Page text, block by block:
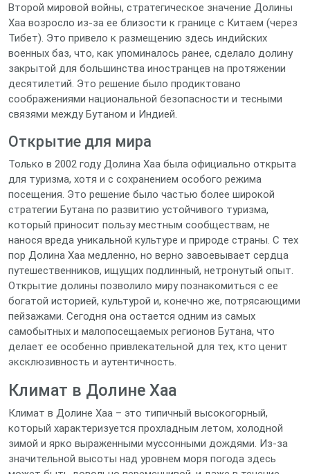
Второй мировой войны, стратегическое значение Долины
Хаа возросло из-за ее близости к границе с Китаем (через
Тибет). Это привело к размещению здесь индийских
военных баз, что, как упоминалось ранее, сделало долину
закрытой для большинства иностранцев на протяжении
десятилетий. Это решение было продиктовано
соображениями национальной безопасности и тесными
связями между Бутаном и Индией.
Открытие для мира
Только в 2002 году Долина Хаа была официально открыта
для туризма, хотя и с сохранением особого режима
посещения. Это решение было частью более широкой
стратегии Бутана по развитию устойчивого туризма,
который приносит пользу местным сообществам, не
нанося вреда уникальной культуре и природе страны. С тех
пор Долина Хаа медленно, но верно завоевывает сердца
путешественников, ищущих подлинный, нетронутый опыт.
Открытие долины позволило миру познакомиться с ее
богатой историей, культурой и, конечно же, потрясающими
пейзажами. Сегодня она остается одним из самых
самобытных и малопосещаемых регионов Бутана, что
делает ее особенно привлекательной для тех, кто ценит
эксклюзивность и аутентичность.
Климат в Долине Хаа
Климат в Долине Хаа – это типичный высокогорный,
который характеризуется прохладным летом, холодной
зимой и ярко выраженными муссонными дождями. Из-за
значительной высоты над уровнем моря погода здесь